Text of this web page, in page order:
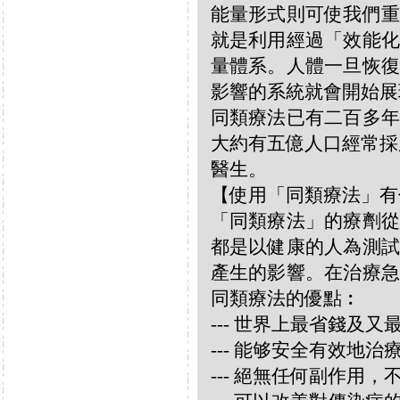
能量形式則可使我們
就是利用經過「效能
量體系。人體一旦恢
影響的系統就會開始
同類療法已有二百多
大約有五億人口經常
醫生。
【使用「同類療法」
「同類療法」的療劑
都是以健康的人為測
產生的影響。在治療
同類療法的優點︰
--- 世界上最省錢及又
--- 能够安全有效地治
--- 絕無任何副作用，